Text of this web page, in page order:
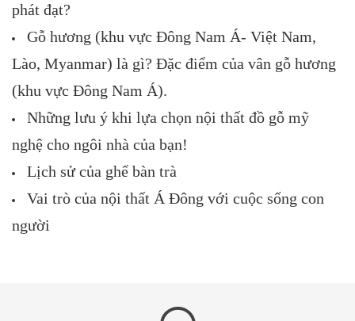
phát đạt?
Gỗ hương (khu vực Đông Nam Á- Việt Nam,
Lào, Myanmar) là gì? Đặc điểm của vân gỗ hương
(khu vực Đông Nam Á).
Những lưu ý khi lựa chọn nội thất đồ gỗ mỹ
nghệ cho ngôi nhà của bạn!
Lịch sử của ghế bàn trà
Vai trò của nội thất Á Đông với cuộc sống con
người